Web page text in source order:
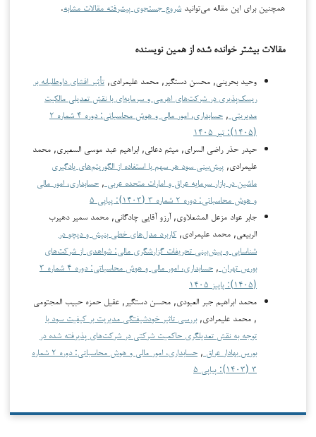
همچنین برای این مقاله می‌توانید شروع جستجوی پیشرفته مقالات مشابه.
مقالات بیشتر خوانده شده از همین نویسنده
وحید بحرینی, محسن دستگیر, محمد علیمرادی, تأثیر افشای داوطلبانه بر
ریسک‌پذیری در شرکت‌های اهرمی و سرمایه‌ای با نقش تعدیلی مالکیت
مدیریتی ,
حسابداری، امور مالی و هوش محاسباتی: دوره ۴ شماره ۲
(۱۴۰۵): تیر ۱۴۰۵
حیدر حذر راضی السرای, میثم دعائی, ابراهیم عبد موسی السعبرى, محمد
علیمرادی, پیش‌بینی سود هر سهم با استفاده از الگوریتم‌های یادگیری
ماشین در بازار سرمایه عراق و امارات متحده عربی , حسابداری، امور مالی
و هوش محاسباتی: دوره ۲ شماره ۳ (۱۴۰۳): پیاپی ۵
جابر عواد مزعل المشعلاوی, آرزو آقایی چادگانی, محمد سمير دهيرب
الربيعي, محمد علیمرادی,کاربرد مدل‌های خطی بنیش و دیچو در
شناسایی و پیش‌بینی تحریفات گزارشگری مالی: شواهدی از شرکت‌های
بورس تهران ,
حسابداری، امور مالی و هوش محاسباتی: دوره ۴ شماره ۳
(۱۴۰۵): پاییز ۱۴۰۵
محمد ابراهیم جبر العبودی, محسن دستگیر, عقیل حمزه حبیب المجتومى
, محمد علیمرادی,بررسی تاثیر خودشیفتگی مدیریت بر کیفیت سود با
توجه به نقش تعدیلگری حاکمیت شرکتی در شرکت‌های پذیرفته شده در
بورس بهادار عراق ,
حسابداری، امور مالی و هوش محاسباتی: دوره ۲ شماره
۳ (۱۴۰۳): پیاپی ۵